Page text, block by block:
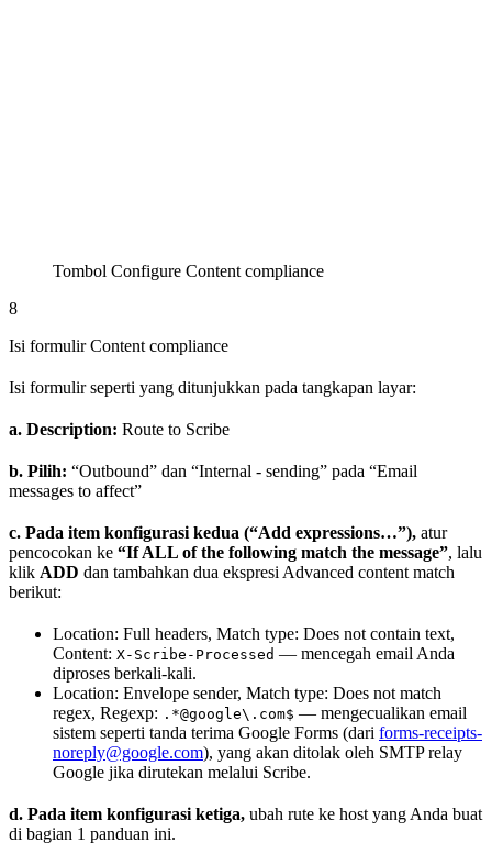
Tombol Configure Content compliance
8
Isi formulir Content compliance
Isi formulir seperti yang ditunjukkan pada tangkapan layar:
a. Description: Route to Scribe
b. Pilih: “Outbound” dan “Internal - sending” pada “Email
messages to affect”
c. Pada item konfigurasi kedua (“Add expressions…”), atur
pencocokan ke “If ALL of the following match the message”, lalu
klik ADD dan tambahkan dua ekspresi Advanced content match
berikut:
Location: Full headers, Match type: Does not contain text,
Content: X-Scribe-Processed — mencegah email Anda
diproses berkali-kali.
Location: Envelope sender, Match type: Does not match
regex, Regexp: .*@google\.com$ — mengecualikan email
sistem seperti tanda terima Google Forms (dari forms-receipts-
noreply@google.com), yang akan ditolak oleh SMTP relay
Google jika dirutekan melalui Scribe.
d. Pada item konfigurasi ketiga, ubah rute ke host yang Anda buat
di bagian 1 panduan ini.